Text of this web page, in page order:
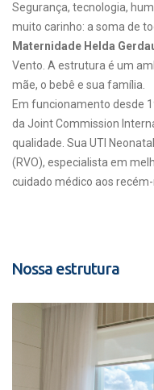
Segurança, tecnologia,
muito carinho: a soma de
Maternidade Helda
Vento. A estrutura é um
mãe, o bebê e sua família.
Em funcionamento desde
da Joint Commission
qualidade. Sua UTI
(RVO), especialista em
cuidado médico aos
Nossa estrutura